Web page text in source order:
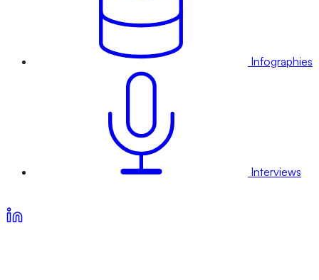
Infographies
Interviews